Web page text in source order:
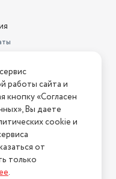
Напишите нам
У нас есть всё!
работы сайта и
кнопку «Согласен
Вы даете
cookie и
от
только
.